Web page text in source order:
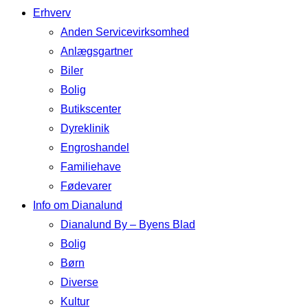
Erhverv
Anden Servicevirksomhed
Anlægsgartner
Biler
Bolig
Butikscenter
Dyreklinik
Engroshandel
Familiehave
Fødevarer
Info om Dianalund
Dianalund By – Byens Blad
Bolig
Børn
Diverse
Kultur